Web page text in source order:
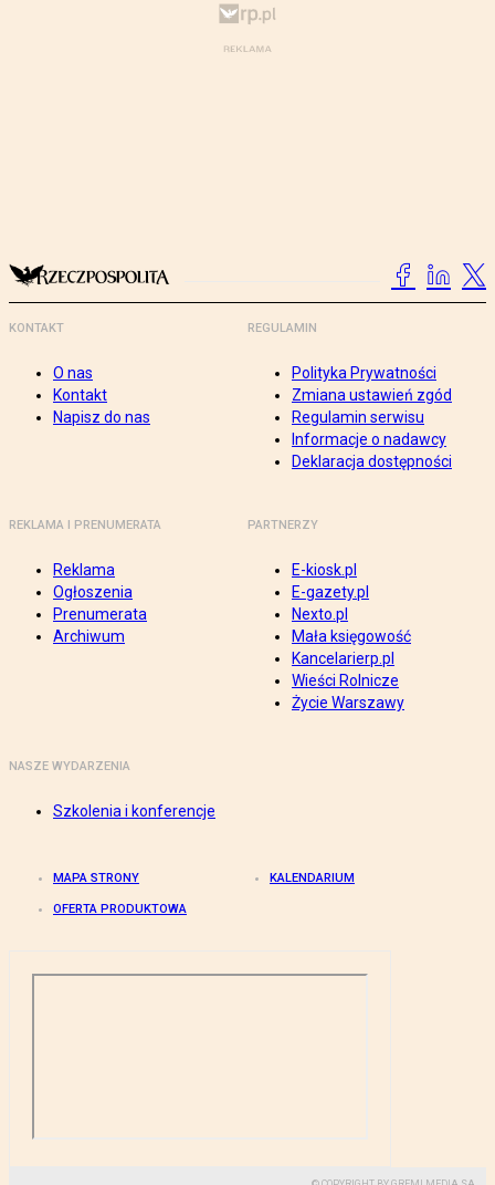
KONTAKT
O nas
Kontakt
Napisz do nas
REGULAMIN
Polityka Prywatności
Zmiana ustawień zgód
Regulamin serwisu
Informacje o nadawcy
Deklaracja dostępności
REKLAMA I PRENUMERATA
Reklama
Ogłoszenia
Prenumerata
Archiwum
PARTNERZY
E-kiosk.pl
E-gazety.pl
Nexto.pl
Mała księgowość
Kancelarierp.pl
Wieści Rolnicze
Życie Warszawy
NASZE WYDARZENIA
Szkolenia i konferencje
MAPA STRONY KALENDARIUM
OFERTA PRODUKTOWA